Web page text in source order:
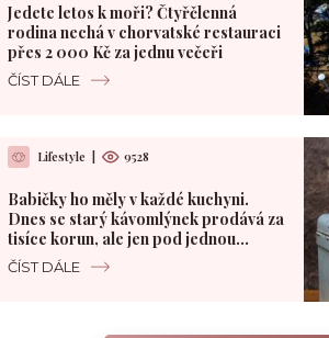
Jedete letos k moři? Čtyřčlenná
rodina nechá v chorvatské restauraci
přes 2 000 Kč za jednu večeři
ČÍST DÁLE
Lifestyle 9528
Babičky ho měly v každé kuchyni.
Dnes se starý kávomlýnek prodává za
tisíce korun, ale jen pod jednou
podmínkou
ČÍST DÁLE